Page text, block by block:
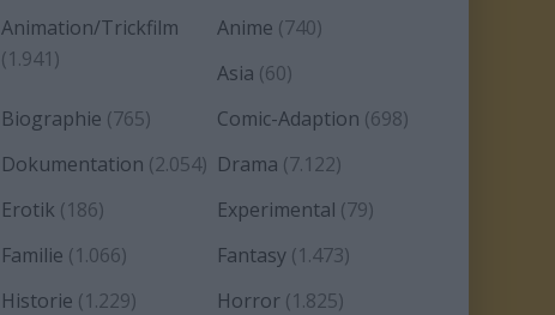
Animation/Trickfilm
(1.941)
Anime (740)
Asia (60)
Biographie (765) Comic-Adaption (698)
Dokumentation (2.054) Drama (7.122)
Erotik (186) Experimental (79)
Familie (1.066) Fantasy(1.473)
Historie (1.229) Horror(1.825)